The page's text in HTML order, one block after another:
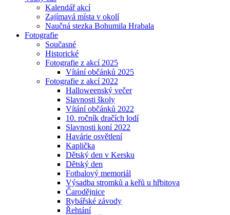
Kalendář akcí
Zajímavá místa v okolí
Naučná stezka Bohumila Hrabala
Fotografie
Současné
Historické
Fotografie z akcí 2025
Vítání občánků 2025
Fotografie z akcí 2022
Halloweenský večer
Slavnosti školy
Vítání občánků 2022
10. ročník dračích lodí
Slavnosti koní 2022
Havárie osvětlení
Kaplička
Dětský den v Kersku
Dětský den
Fotbalový memoriál
Výsadba stromků a keřů u hřbitova
Čarodějnice
Rybářské závody
Řehtání